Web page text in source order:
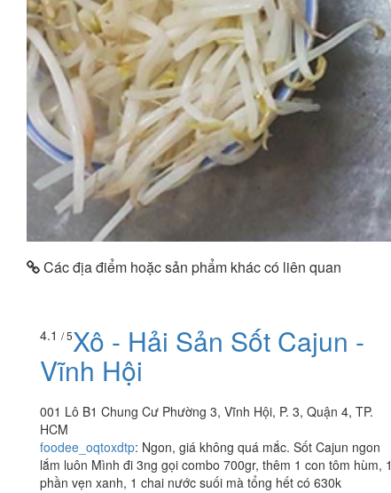
Các địa điểm hoặc sản phẩm khác có liên quan
4.1 / 5Xô - Hải Sản Sốt Cajun -
Vĩnh Hội
001 Lô B1 Chung Cư Phường 3, Vĩnh Hội, P. 3, Quận 4, TP.
HCM
foodee_oqtoxdtp: Ngon, giá không quá mắc. Sốt Cajun ngon
lắm luôn Mình đi 3ng gọi combo 700gr, thêm 1 con tôm hùm, 1
phần vẹn xanh, 1 chai nước suối mà tổng hết có 630k